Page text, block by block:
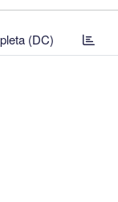
(DC)